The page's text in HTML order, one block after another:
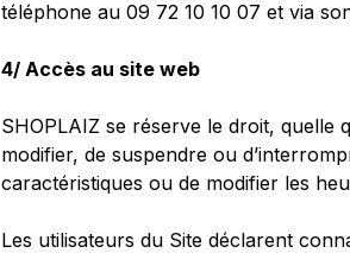
téléphone au 09 72 10 10 07 et via
4/ Accès au site web
SHOPLAIZ se réserve le droit, quelle
modifier, de suspendre ou
caractéristiques ou de modifier les
Les utilisateurs du Site déclarent